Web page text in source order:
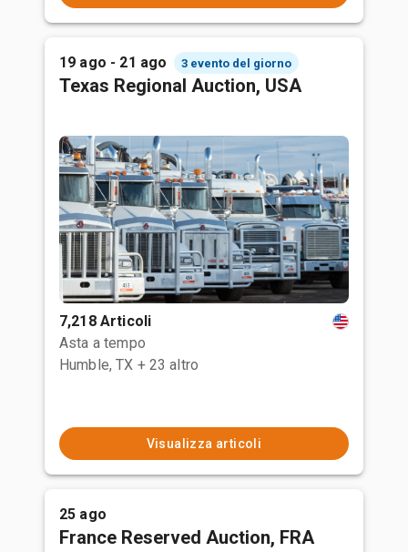
19 ago - 21 ago 3 evento del giorno
Texas Regional Auction, USA
7,218 Articoli
Asta a tempo
Humble, TX + 23 altro
Visualizza articoli
25 ago
France Reserved Auction, FRA